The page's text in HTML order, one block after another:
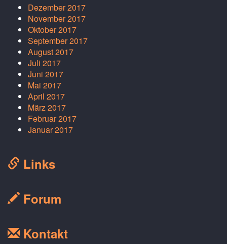
Dezember 2017
November 2017
Oktober 2017
September 2017
August 2017
Juli 2017
Juni 2017
Mai 2017
April 2017
März 2017
Februar 2017
Januar 2017
Links
Forum
Kontakt